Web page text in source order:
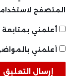
المتصفح
أعلمني بمتابعة
أعلمني